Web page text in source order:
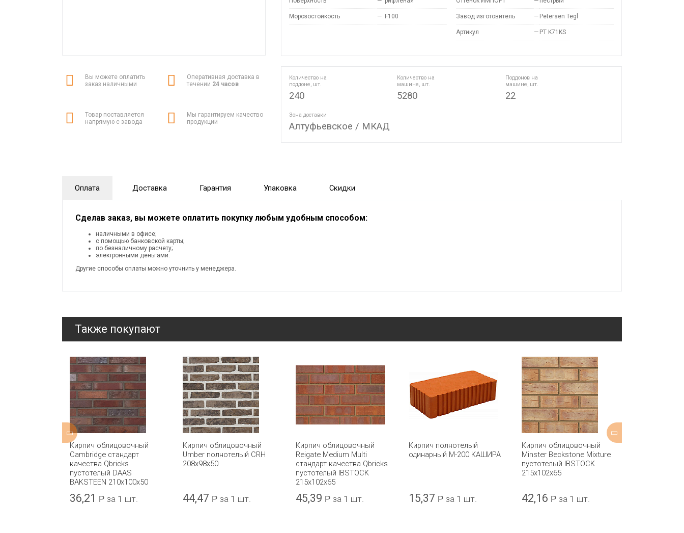
Вы можете оплатить
заказ наличными
Оперативная доставка в
течении 24 часов
Товар поставляется
напрямую с завода
Мы гарантируем качество
продукции
Морозостойкость — F100 Завод изготовитель — Petersen Tegl
Артикул — PT K71KS
Количество на
поддоне, шт.
240
Количество на
машине, шт.
5280
Поддонов на
машине, шт.
22
Зона доставки
Алтуфьевское / МКАД
Оплата Доставка Гарантия Упаковка Скидки
Сделав заказ, вы можете оплатить покупку любым удобным способом:
наличными в офисе;
с помощью банковской карты;
по безналичному расчету;
электронными деньгами.
Другие способы оплаты можно уточнить у менеджера.
Также покупают
Кирпич облицовочный
Cambridge стандарт
качества Qbricks
пустотелый DAAS
BAKSTEEN 210x100x50
36,21 Р за 1 шт.
Кирпич облицовочный
Umber полнотелый CRH
208x98x50
44,47 Р за 1 шт.
Кирпич облицовочный
Reigate Medium Multi
стандарт качества Qbricks
пустотелый IBSTOCK
215x102x65
45,39 Р за 1 шт.
Кирпич полнотелый
одинарный М-200 КАШИРА
15,37 Р за 1 шт.
Кирпич облицовочный
Minster Beckstone Mixture
пустотелый IBSTOCK
215x102x65
42,16 Р за 1 шт.